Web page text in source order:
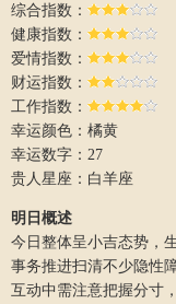
综合指数：
健康指数：
爱情指数：
财运指数：
工作指数：
幸运颜色：橘黄
幸运数字：27
贵人星座：白羊座
明日概述
今日整体呈小吉态势，
事务推进扫清不少隐性
互动中需注意把握分寸